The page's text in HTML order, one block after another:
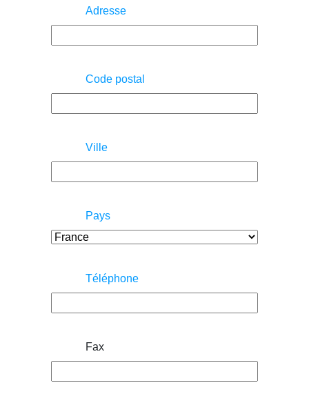
Adresse
Code postal
Ville
Pays
Téléphone
Fax